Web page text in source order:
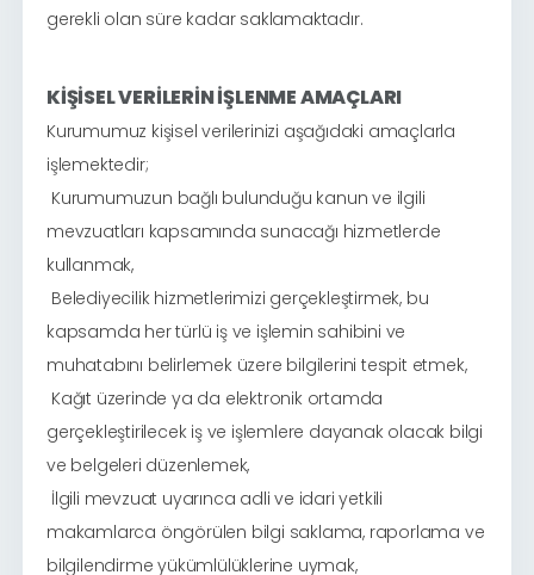
gerekli olan süre kadar saklamaktadır.
KİŞİSEL VERİLERİN İŞLENME AMAÇLARI
Kurumumuz kişisel verilerinizi aşağıdaki amaçlarla
işlemektedir;
Kurumumuzun bağlı bulunduğu kanun ve ilgili
mevzuatları kapsamında sunacağı hizmetlerde
kullanmak,
Belediyecilik hizmetlerimizi gerçekleştirmek, bu
kapsamda her türlü iş ve işlemin sahibini ve
muhatabını belirlemek üzere bilgilerini tespit etmek,
Kağıt üzerinde ya da elektronik ortamda
gerçekleştirilecek iş ve işlemlere dayanak olacak bilgi
ve belgeleri düzenlemek,
İlgili mevzuat uyarınca adli ve idari yetkili
makamlarca öngörülen bilgi saklama, raporlama ve
bilgilendirme yükümlülüklerine uymak,